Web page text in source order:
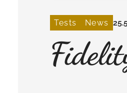
Tests News